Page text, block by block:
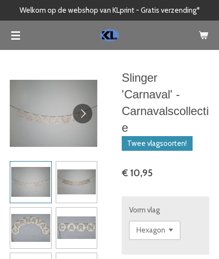
naar
de
Welkom op de webshop van KLprint - Gratis verzending*
Slinger
'Carnaval' -
Carnavalscollecti
e
Twee vlagsoorten!
€ 10,95
Vorm vlag